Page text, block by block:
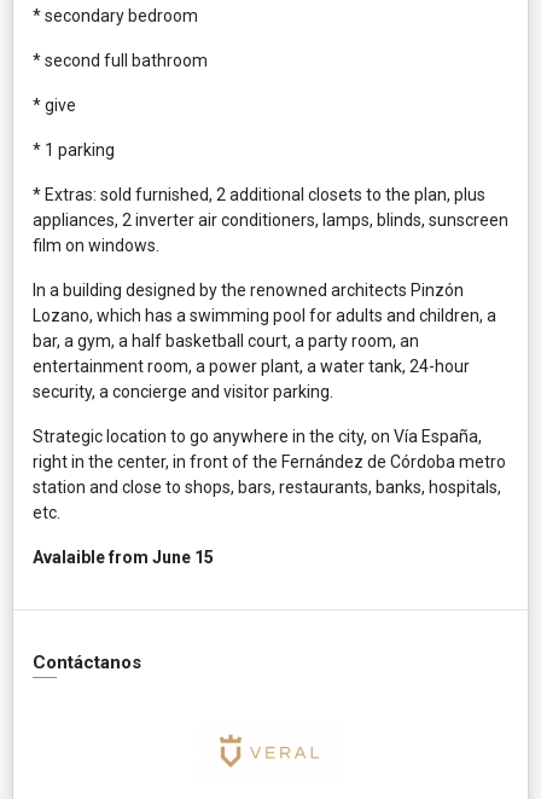
* secondary bedroom
* second full bathroom
* give
* 1 parking
* Extras: sold furnished, 2 additional closets to the plan, plus
appliances, 2 inverter air conditioners, lamps, blinds, sunscreen
film on windows.
In a building designed by the renowned architects Pinzón
Lozano, which has a swimming pool for adults and children, a
bar, a gym, a half basketball court, a party room, an
entertainment room, a power plant, a water tank, 24-hour
security, a concierge and visitor parking.
Strategic location to go anywhere in the city, on Vía España,
right in the center, in front of the Fernández de Córdoba metro
station and close to shops, bars, restaurants, banks, hospitals,
etc.
Avalaible from June 15
Contáctanos